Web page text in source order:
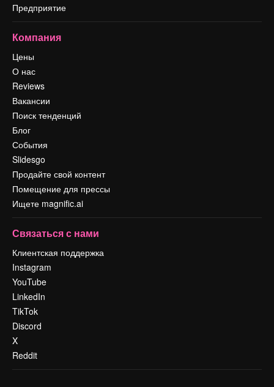
Предприятие
Компания
Цены
О нас
Reviews
Вакансии
Поиск тенденций
Блог
События
Slidesgo
Продайте свой контент
Помещение для прессы
Ищете magnific.ai
Связаться с нами
Клиентская поддержка
Instagram
YouTube
LinkedIn
TikTok
Discord
X
Reddit